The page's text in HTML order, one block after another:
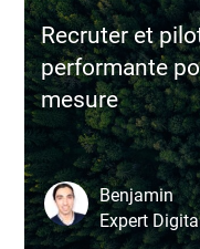
Recruter et
performante
mesure
Benjamin
Expert